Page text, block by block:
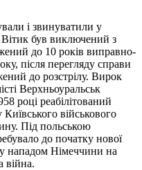
і звинуватили у
був виключений з
до 10 років виправно-
після перегляду справи
до розстрілу. Вирок
Верхньоуральськ
році pеабілітований
військового
Під польською
до початку нової
нападом Німеччини на
війна.